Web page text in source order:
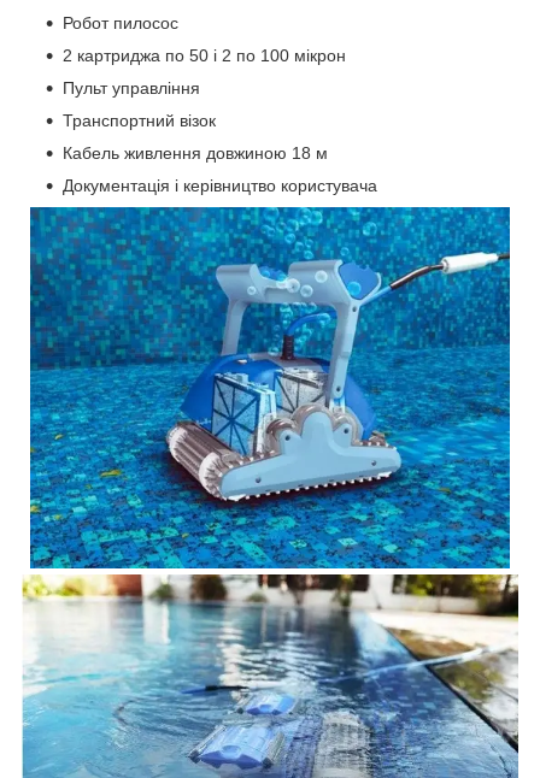
Робот пилосос
2 картриджа по 50 і 2 по 100 мікрон
Пульт управління
Транспортний візок
Кабель живлення довжиною 18 м
Документація і керівництво користувача